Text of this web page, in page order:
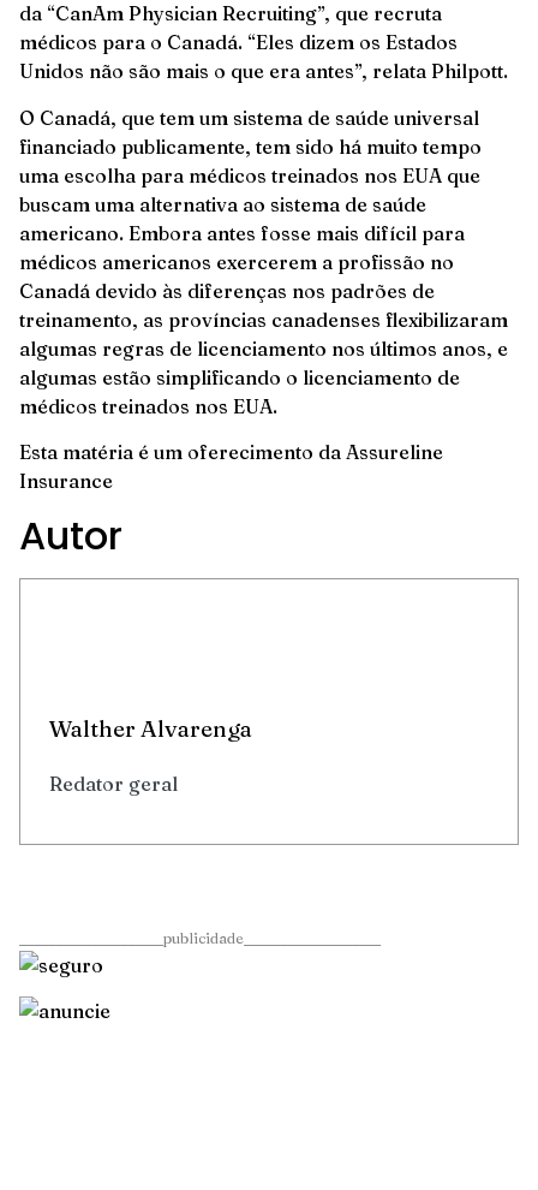
da “CanAm Physician Recruiting”, que recruta
médicos para o Canadá. “Eles dizem os Estados
Unidos não são mais o que era antes”, relata Philpott.
O Canadá, que tem um sistema de saúde universal
financiado publicamente, tem sido há muito tempo
uma escolha para médicos treinados nos EUA que
buscam uma alternativa ao sistema de saúde
americano. Embora antes fosse mais difícil para
médicos americanos exercerem a profissão no
Canadá devido às diferenças nos padrões de
treinamento, as províncias canadenses flexibilizaram
algumas regras de licenciamento nos últimos anos, e
algumas estão simplificando o licenciamento de
médicos treinados nos EUA.
Esta matéria é um oferecimento da Assureline
Insurance
Autor
Walther Alvarenga
Redator geral
____________________publicidade___________________